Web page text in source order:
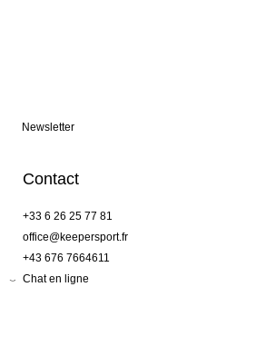
Newsletter
Contact
+33 6 26 25 77 81
office@keepersport.fr
+43 676 7664611
Chat en ligne